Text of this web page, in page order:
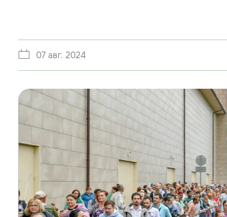
07 авг. 2024